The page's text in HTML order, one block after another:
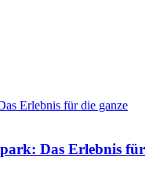
Das Erlebnis für